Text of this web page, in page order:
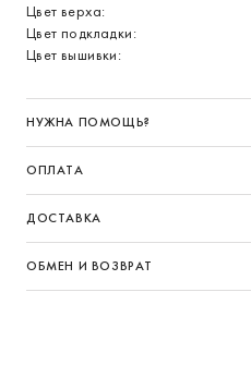
Цвет верха:
Цвет подкладки:
Цвет вышивки:
НУЖНА ПОМОЩЬ?
ОПЛАТА
ДОСТАВКА
ОБМЕН И ВОЗВРАТ